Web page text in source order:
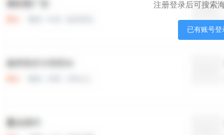
注册登录后可搜索
已有账号登